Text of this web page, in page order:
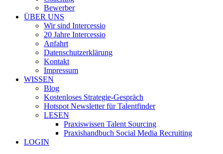
Bewerber
ÜBER UNS
Wir sind Intercessio
20 Jahre Intercessio
Anfahrt
Datenschutzerklärung
Kontakt
Impressum
WISSEN
Blog
Kostenloses Strategie-Gespräch
Hotspot Newsletter für Talentfinder
LESEN
Praxiswissen Talent Sourcing
Praxishandbuch Social Media Recruiting
LOGIN